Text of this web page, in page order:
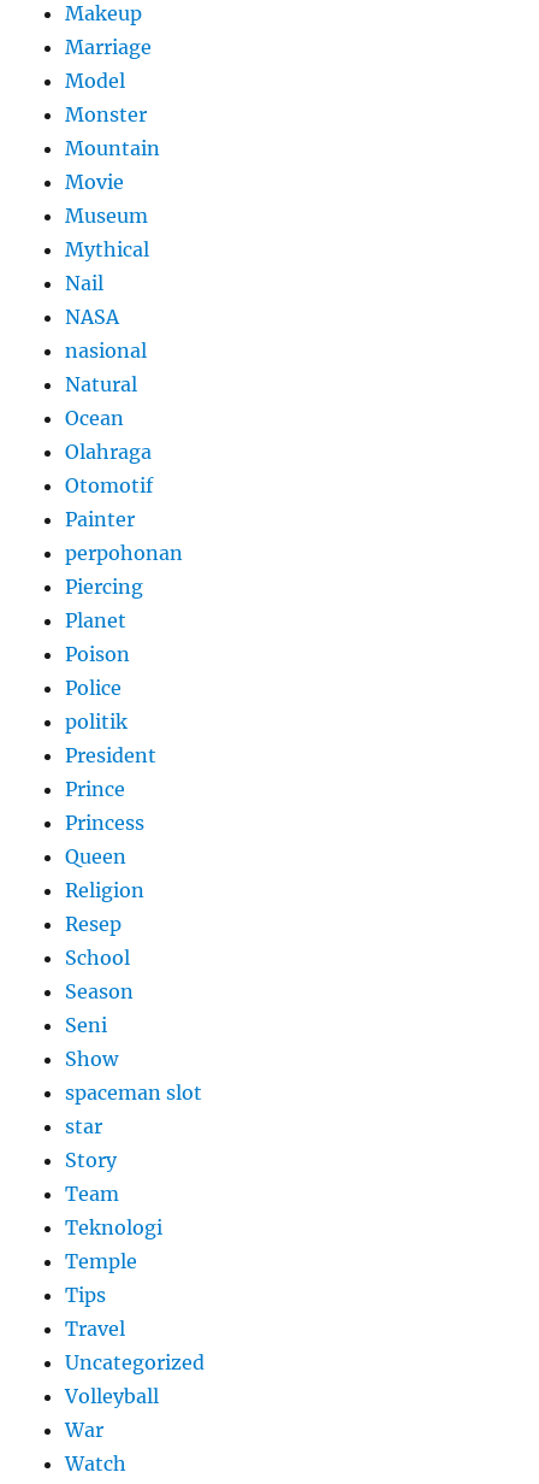
Makeup
Marriage
Model
Monster
Mountain
Movie
Museum
Mythical
Nail
NASA
nasional
Natural
Ocean
Olahraga
Otomotif
Painter
perpohonan
Piercing
Planet
Poison
Police
politik
President
Prince
Princess
Queen
Religion
Resep
School
Season
Seni
Show
spaceman slot
star
Story
Team
Teknologi
Temple
Tips
Travel
Uncategorized
Volleyball
War
Watch